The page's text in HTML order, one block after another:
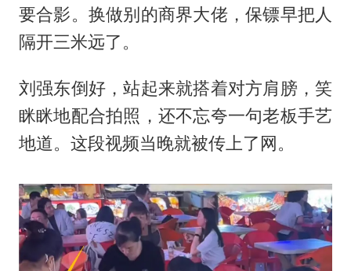
要合影。换做别的商界大佬，保镖早把人
隔开三米远了。
刘强东倒好，站起来就搭着对方肩膀，笑
眯眯地配合拍照，还不忘夸一句老板手艺
地道。这段视频当晚就被传上了网。